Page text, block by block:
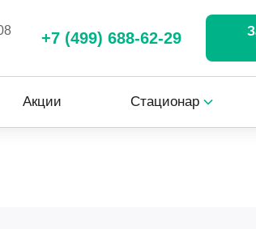
+7 (499) 688-62-29
Акции Стационар